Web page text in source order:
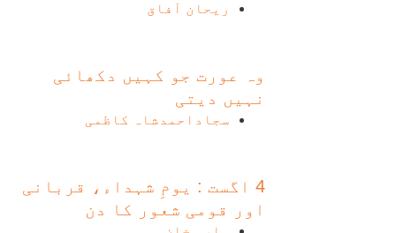
ریحان آفاق
وہ عورت جو کہیں دکھائی
نہیں دیتی
سجاداحمدشاہ کاظمی
4 اگست : یومِ شہداء، قربانی
اور قومی شعور کا دن